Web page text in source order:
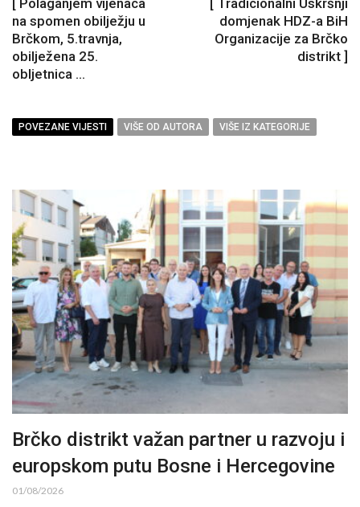
[ Polaganjem vijenaca
na spomen obilježju u
Brčkom, 5.travnja,
obilježena 25.
obljetnica ...
[ Tradicionalni Uskršnji
domjenak HDZ-a BiH
Organizacije za Brčko
distrikt ]
POVEZANE VIJESTI VIŠE OD AUTORA VIŠE IZ KATEGORIJE
Brčko distrikt važan partner u razvoju i
europskom putu Bosne i Hercegovine
01/08/2026